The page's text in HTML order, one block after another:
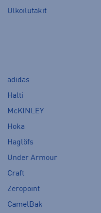
Ulkoilutakit
adidas
Halti
McKINLEY
Hoka
Haglöfs
Under Armour
Craft
Zeropoint
CamelBak